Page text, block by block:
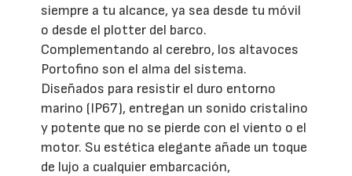
siempre a tu alcance, ya sea desde tu móvil
o desde el plotter del barco.
Complementando al cerebro, los altavoces
Portofino son el alma del sistema.
Diseñados para resistir el duro entorno
marino (IP67), entregan un sonido cristalino
y potente que no se pierde con el viento o el
motor. Su estética elegante añade un toque
de lujo a cualquier embarcación,